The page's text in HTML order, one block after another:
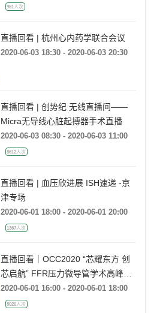
951人次
直播回看 | 杭州心内药学联合会议
2020-06-03 18:30 - 2020-06-03 20:30
直播回看 | 创势纪 无线直播间——
Micra无导线心脏起搏器手术直播
2020-06-03 08:30 - 2020-06-03 11:00
8612人次
直播回看 | 血压欣进展 ISH速递 -京
津专场
2020-06-01 18:00 - 2020-06-01 20:00
1367人次
直播回看｜OCC2020 “芯耀东方 创
芯启航” FFR压力微导管学术高峰论
坛
2020-06-01 16:00 - 2020-06-01 18:00
8020人次